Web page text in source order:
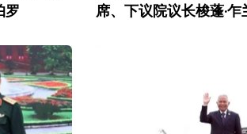
罗
席、下议院议长梭蓬·